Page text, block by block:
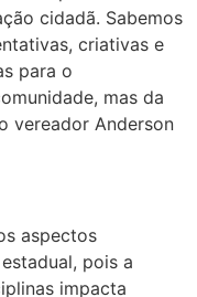
cidadã. Sabemos
criativas e
para o
mas da
vereador Anderson
aspectos
pois a
impacta